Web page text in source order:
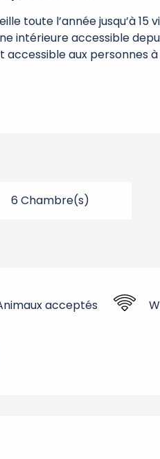
toute l’année jusqu’à 15
intérieure accessible
accessible aux personnes
6 Chambre(s)
acceptés